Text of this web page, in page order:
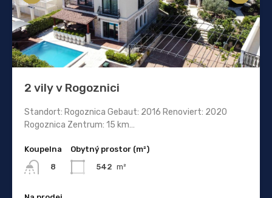
2 vily v Rogoznici
Standort: Rogoznica Gebaut: 2016 Renoviert: 2020
Rogoznica Zentrum: 15 km…
Koupelna
8
Obytný prostor (m²)
542 m²